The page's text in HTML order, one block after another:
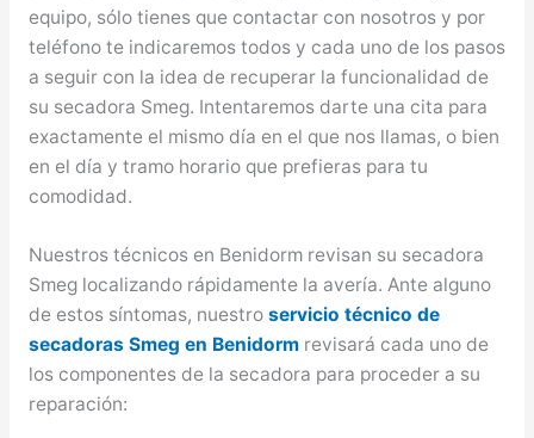
equipo, sólo tienes que contactar con nosotros y por
teléfono te indicaremos todos y cada uno de los pasos
a seguir con la idea de recuperar la funcionalidad de
su secadora Smeg. Intentaremos darte una cita para
exactamente el mismo día en el que nos llamas, o bien
en el día y tramo horario que prefieras para tu
comodidad.
Nuestros técnicos en Benidorm revisan su secadora
Smeg localizando rápidamente la avería. Ante alguno
de estos síntomas, nuestro servicio técnico de
secadoras Smeg en Benidormrevisará cada uno de
los componentes de la secadora para proceder a su
reparación: